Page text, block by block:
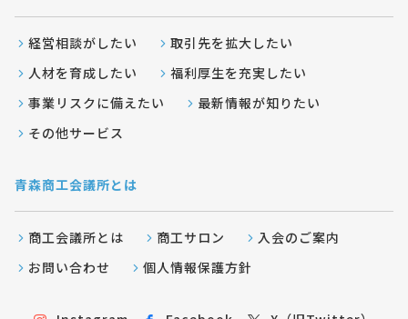
経営相談がしたい
取引先を拡大したい
人材を育成したい
福利厚生を充実したい
事業リスクに備えたい
最新情報が知りたい
その他サービス
青森商工会議所とは
商工会議所とは 商工サロン
入会のご案内
お問い合わせ
個人情報保護方針